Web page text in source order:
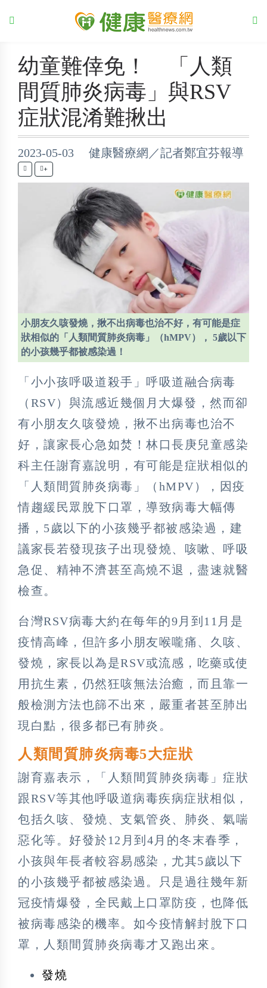
幼童難倖免！ 「人類
間質肺炎病毒」與RSV
症狀混淆難揪出
2023-05-03 健康醫療網／記者鄭宜芬報導
+
小朋友久咳發燒，揪不出病毒也治不好，有可能是症
狀相似的「人類間質肺炎病毒」（hMPV）， 5歲以下
的小孩幾乎都被感染過！
「小小孩呼吸道殺手」呼吸道融合病毒
（RSV）與流感近幾個月大爆發，然而卻
有小朋友久咳發燒，揪不出病毒也治不
好，讓家長心急如焚！林口長庚兒童感染
科主任謝育嘉說明，有可能是症狀相似的
「人類間質肺炎病毒」（hMPV），因疫
情趨緩民眾脫下口罩，導致病毒大幅傳
播，5歲以下的小孩幾乎都被感染過，建
議家長若發現孩子出現發燒、咳嗽、呼吸
急促、精神不濟甚至高燒不退，盡速就醫
檢查。
台灣RSV病毒大約在每年的9月到11月是
疫情高峰，但許多小朋友喉嚨痛、久咳、
發燒，家長以為是RSV或流感，吃藥或使
用抗生素，仍然狂咳無法治癒，而且靠一
般檢測方法也篩不出來，嚴重者甚至肺出
現白點，很多都已有肺炎。
人類間質肺炎病毒5大症狀
謝育嘉表示，「人類間質肺炎病毒」症狀
跟RSV等其他呼吸道病毒疾病症狀相似，
包括久咳、發燒、支氣管炎、肺炎、氣喘
惡化等。好發於12月到4月的冬末春季，
小孩與年長者較容易感染，尤其5歲以下
的小孩幾乎都被感染過。只是過往幾年新
冠疫情爆發，全民戴上口罩防疫，也降低
被病毒感染的機率。如今疫情解封脫下口
罩，人類間質肺炎病毒才又跑出來。
發燒